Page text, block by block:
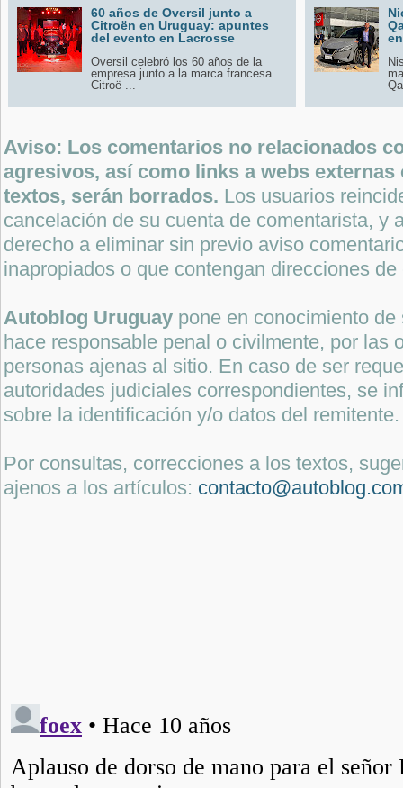
60 años de Oversil junto a
Citroën en Uruguay: apuntes
del evento en Lacrosse
Oversil celebró los 60 años de la
empresa junto a la marca francesa
Citroë ...
Aviso: Los comentarios no relacionados
agresivos, así como links a webs
textos, serán borrados. Los usuarios
cancelación de su cuenta de comentarista, y
derecho a eliminar sin previo aviso
inapropiados o que contengan direcciones
Autoblog Uruguay pone en conocimiento
hace responsable penal o civilmente, por las
personas ajenas al sitio. En caso de ser
autoridades judiciales correspondientes, se
sobre la identificación y/o datos del remitente.
Por consultas, correcciones a los textos,
ajenos a los artículos: